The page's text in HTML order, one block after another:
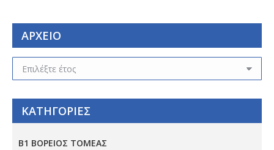
ΑΡΧΕΙΟ
ΑΡΧΕΙΟ
ΚΑΤΗΓΟΡΙΕΣ
Β1 ΒΟΡΕΙΟΣ ΤΟΜΕΑΣ